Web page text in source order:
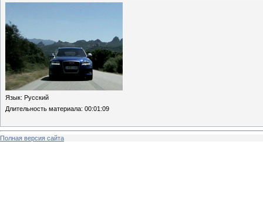
Язык: Русский
Длительность материала: 00:01:09
Полная версия сайта